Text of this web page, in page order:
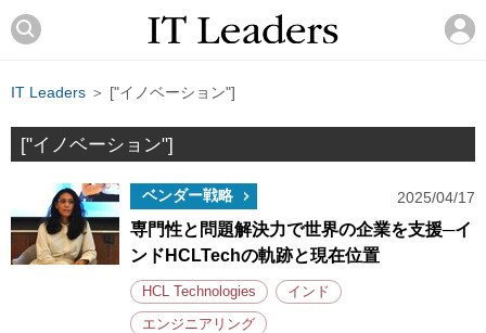
IT Leaders ＞ ["イノベーション"]
["イノベーション"]
ベンダー戦略 2025/04/17
専門性と問題解決力で世界の企業を支援─イ
ンドHCLTechの軌跡と現在位置
HCL Technologies インド
エンジニアリング